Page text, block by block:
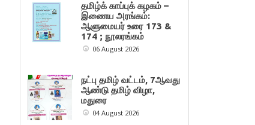
தமிழ்க் காப்புக் கழகம் –
இணைய அரங்கம்:
ஆளுமையர் உரை 173 &
174 ; நூலரங்கம்
06 August 2026
நட்பு தமிழ் வட்டம், 7ஆவது
ஆண்டு தமிழ் விழா,
மதுரை
04 August 2026